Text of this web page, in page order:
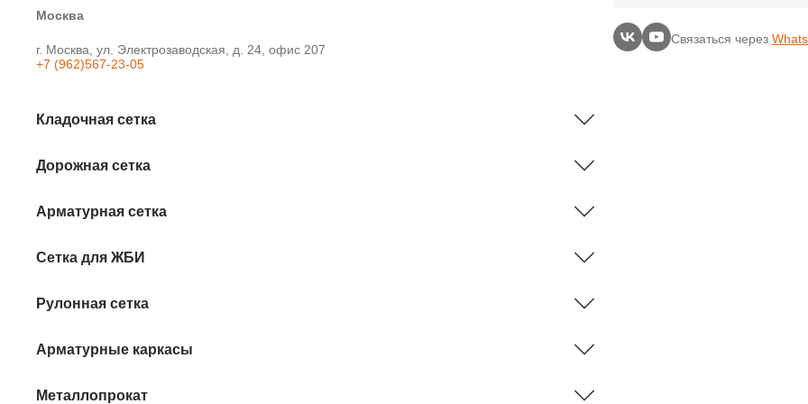
Москва
г. Москва, ул. Электрозаводская, д. 24, офис 207
+7 (962)567-23-05
Связаться через
Кладочная сетка
Дорожная сетка
Арматурная сетка
Сетка для ЖБИ
Рулонная сетка
Арматурные каркасы
Металлопрокат